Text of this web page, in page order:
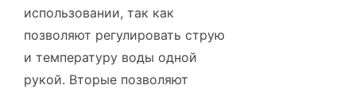
использовании, так как
позволяют регулировать струю
и температуру воды одной
рукой. Вторые позволяют